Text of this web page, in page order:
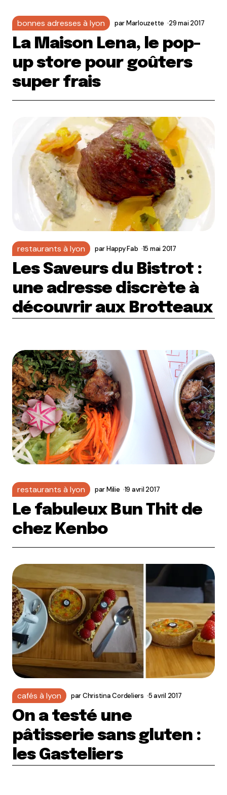
bonnes adresses à lyon parMarlouzette 29 mai 2017
La Maison Lena, le pop-
up store pour goûters
super frais
restaurants à lyon parHappy Fab 15 mai 2017
Les Saveurs du Bistrot :
une adresse discrète à
découvrir aux Brotteaux
restaurants à lyon parMilie 19 avril 2017
Le fabuleux Bun Thit de
chez Kenbo
cafés à lyon parChristina Cordeliers 5 avril 2017
On a testé une
pâtisserie sans gluten :
les Gasteliers